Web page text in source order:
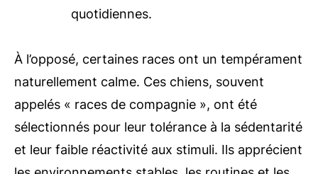
quotidiennes.
À l’opposé, certaines races ont un tempérament
naturellement calme. Ces chiens, souvent
appelés « races de compagnie », ont été
sélectionnés pour leur tolérance à la sédentarité
et leur faible réactivité aux stimuli. Ils apprécient